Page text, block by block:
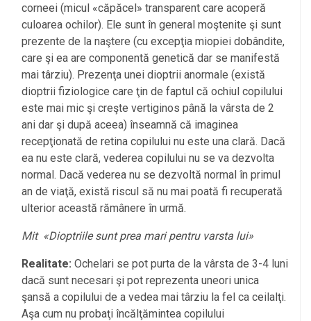
corneei (micul «căpăcel» transparent care acoperă
culoarea ochilor). Ele sunt în general moştenite şi sunt
prezente de la naştere (cu excepţia miopiei dobândite,
care şi ea are componentă genetică dar se manifestă
mai târziu). Prezenţa unei dioptrii anormale (există
dioptrii fiziologice care ţin de faptul că ochiul copilului
este mai mic şi creşte vertiginos până la vârsta de 2
ani dar şi după aceea) înseamnă că imaginea
recepţionată de retina copilului nu este una clară. Dacă
ea nu este clară, vederea copilului nu se va dezvolta
normal. Dacă vederea nu se dezvoltă normal în primul
an de viaţă, există riscul să nu mai poată fi recuperată
ulterior această rămânere în urmă.
Mit «Dioptriile sunt prea mari pentru varsta lui»
Realitate: Ochelari se pot purta de la vârsta de 3-4 luni
dacă sunt necesari şi pot reprezenta uneori unica
şansă a copilului de a vedea mai târziu la fel ca ceilalţi.
Aşa cum nu probaţi încălţămintea copilului